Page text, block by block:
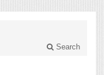
Search